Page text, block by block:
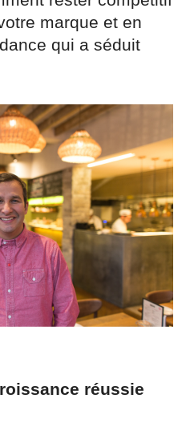
marque et en
qui a séduit
réussie